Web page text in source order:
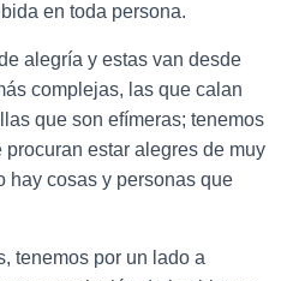
en toda persona.
alegría y estas van desde
complejas, las que calan
que son efímeras; tenemos
procuran estar alegres de muy
hay cosas y personas que
tenemos por un lado a